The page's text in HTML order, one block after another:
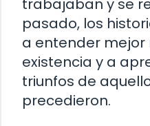
trabajaban y se
pasado, los
a entender mejor
existencia y a
triunfos de
precedieron.